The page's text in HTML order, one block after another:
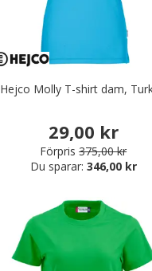
Hejco Molly T-shirt dam,
29,00 kr
Förpris 375,00 kr
Du sparar: 346,00 kr